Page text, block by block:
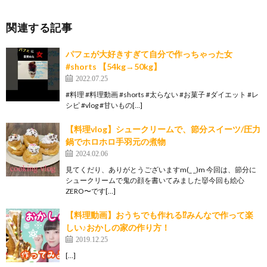
関連する記事
パフェが大好きすぎて自分で作っちゃった女
#shorts 【54kg→50kg】
2022.07.25
#料理 #料理動画 #shorts #太らない #お菓子 #ダイエット #レ
シピ #vlog #甘いもの[…]
【料理vlog】シュークリームで、節分スイーツ/圧力
鍋でホロホロ手羽元の煮物
2024.02.06
見てくだり、ありがとうございますm(_ _)m 今回は、節分に
シュークリームで鬼の顔を書いてみました👹今回も絵心
ZERO〜です[…]
【料理動画】おうちでも作れる⁉みんなで作って楽
しい♪おかしの家の作り方！
2019.12.25
[…]